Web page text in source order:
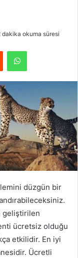
dakika okuma süresi
Reddit WhatsApp
düzgün bir
geliştirilen
ücretsiz olduğu
etkilidir. En iyi
Ücretli